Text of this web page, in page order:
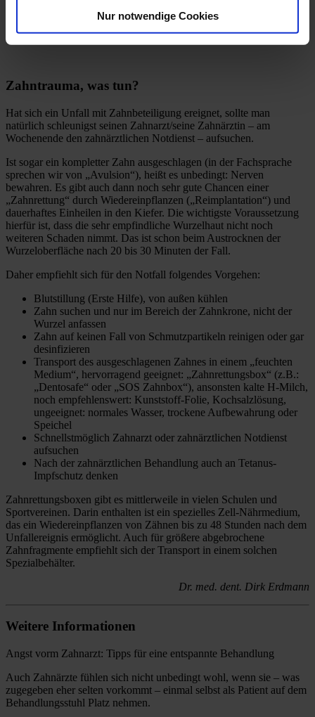
Nur notwendige Cookies
durchaus lebenslange Folgekosten zwischen zehn- und
zwanzigtausend Euro nach sich ziehen kann.
Zahntrauma, was tun?
Hat sich ein Unfall mit Zahnbeteiligung ereignet, sollte man
natürlich schleunigst seinen Zahnarzt/seine Zahnärztin – am
Wochenende den zahnärztlichen Notdienst – aufsuchen.
Ist sogar ein kompletter Zahn ausgeschlagen (in der Fachsprache
sprechen wir von „Avulsion“), heißt es unbedingt: Nerven
bewahren. Es gibt auch dann noch sehr gute Chancen einer
„Zahnrettung“ durch Wiedereinpflanzen („Reimplantation“) und
dauerhaftes Einheilen in den Kiefer. Die wichtigste Voraussetzung
hierfür ist, dass die sehr empfindliche Wurzelhaut nicht noch
weiteren Schaden nimmt. Das ist schon beim Austrocknen der
Wurzeloberfläche nach 20 bis 30 Minuten der Fall.
Daher empfiehlt sich für den Notfall folgendes Vorgehen:
Blutstillung (Erste Hilfe), von außen kühlen
Zahn suchen und nur im Bereich der Zahnkrone, nicht der
Wurzel anfassen
Zahn auf keinen Fall von Schmutzpartikeln reinigen oder gar
desinfizieren
Transport des ausgeschlagenen Zahnes in einem „feuchten
Medium“, hervorragend geeignet: „Zahnrettungsbox“ (z.B.:
„Dentosafe“ oder „SOS Zahnbox“), ansonsten kalte H-Milch,
noch empfehlenswert: Kunststoff-Folie, Kochsalzlösung,
ungeeignet: normales Wasser, trockene Aufbewahrung oder
Speichel
Schnellstmöglich Zahnarzt oder zahnärztlichen Notdienst
aufsuchen
Nach der zahnärztlichen Behandlung auch an Tetanus-
Impfschutz denken
Zahnrettungsboxen gibt es mittlerweile in vielen Schulen und
Sportvereinen. Darin enthalten ist ein spezielles Zell-Nährmedium,
das ein Wiedereinpflanzen von Zähnen bis zu 48 Stunden nach dem
Unfallereignis ermöglicht. Auch für größere abgebrochene
Zahnfragmente empfiehlt sich der Transport in einem solchen
Spezialbehälter.
Dr. med. dent. Dirk Erdmann
Weitere Informationen
Angst vorm Zahnarzt: Tipps für eine entspannte Behandlung
Auch Zahnärzte fühlen sich nicht unbedingt wohl, wenn sie – was
zugegeben eher selten vorkommt – einmal selbst als Patient auf dem
Behandlungsstuhl Platz nehmen.